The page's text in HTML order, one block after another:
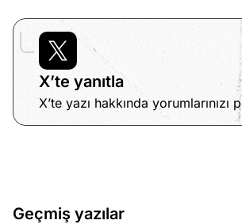
X’te yanıtla
X’te yazı hakkında yorumlarınızı
Geçmiş yazılar